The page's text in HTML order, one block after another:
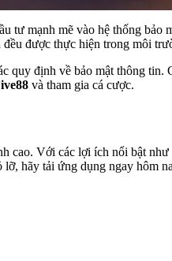
mạnh mẽ vào hệ thống
được thực hiện trong môi
định về bảo mật thông
và tham gia cá cược.
cao. Với các lợi ích nổi bật
hãy tải ứng dụng ngay hôm